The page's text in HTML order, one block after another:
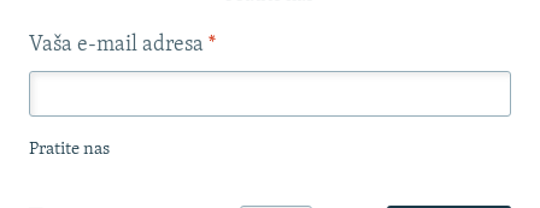
Vaša e-mail adresa *
Pratite nas